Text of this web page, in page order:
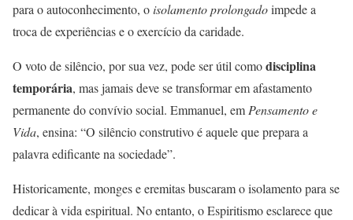
para o autoconhecimento, o isolamento prolongadoimpede a
troca de experiências e o exercício da caridade.
O voto de silêncio, por sua vez, pode ser útil comodisciplina
temporária, mas jamais deve se transformar em afastamento
permanente do convívio social. Emmanuel, em Pensamento e
Vida, ensina: “O silêncio construtivo é aquele que prepara a
palavra edificante na sociedade”.
Historicamente, monges e eremitas buscaram o isolamento para se
dedicar à vida espiritual. No entanto, o Espiritismo esclarece que